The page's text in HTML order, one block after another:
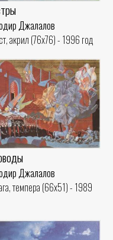
Джалалов
акрил (76x76) - 1996 год
Джалалов
темпера (66x51) - 1989